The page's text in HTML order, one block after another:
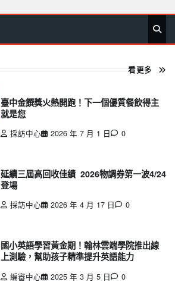
首 要 娛 生 社 文 公 運 旅 政 地
方
專
欄
看更多
臺中金饌獎火熱開跑！下一個優質餐飲得主
就是您
採訪中心 2026 年 7 月 1 日 0
延續三屆高回收佳績 2026物調券第一波4/24
登場
採訪中心 2026 年 4 月 17 日 0
國小英語學習黃金期！翰林雲端學院推出線
上測驗，幫助孩子精準提升英語能力
編審中心 2025 年 3 月 5 日 0